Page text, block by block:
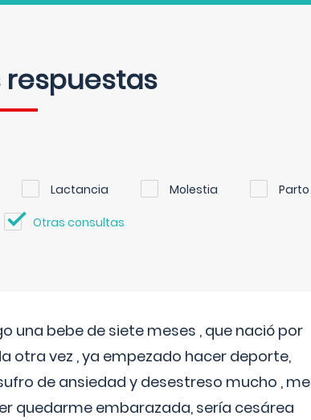
respuestas
Lactancia Molestia Parto
Otras consultas
una bebe de siete meses , que nació por
otra vez , ya empezado hacer deporte,
de ansiedad y desestreso mucho , me
quedarme embarazada, sería cesárea